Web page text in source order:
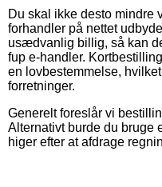
Du skal ikke desto mindre
forhandler på nettet
usædvanlig billig, så kan
fup e-handler.
en lovbestemmelse,
forretninger.
Generelt foreslår vi
Alternativt burde du bruge
higer efter at afdrage